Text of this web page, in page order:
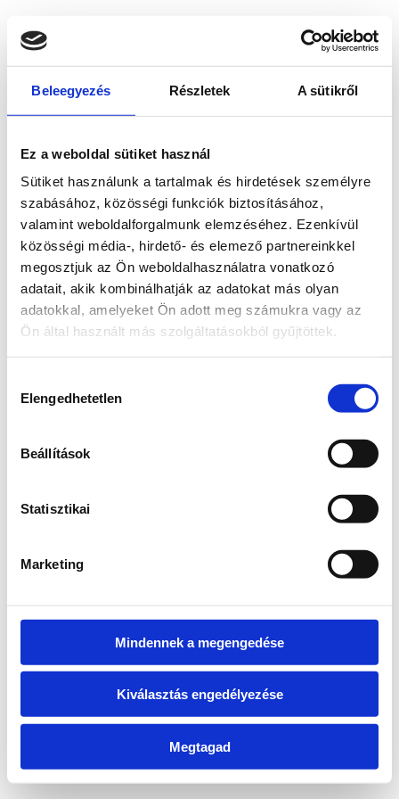
Beleegyezés Részletek A sütikről
Ez a weboldal sütiket használ
Sütiket használunk a tartalmak és hirdetések személyre
szabásához, közösségi funkciók biztosításához,
valamint weboldalforgalmunk elemzéséhez. Ezenkívül
közösségi média-, hirdető- és elemező partnereinkkel
megosztjuk az Ön weboldalhasználatra vonatkozó
adatait, akik kombinálhatják az adatokat más olyan
adatokkal, amelyeket Ön adott meg számukra vagy az
Ön által használt más szolgáltatásokból gyűjtöttek.
kiválasztása
Elengedhetetlen
Beállítások
Statisztikai
Marketing
Mindennek a megengedése
Kiválasztás engedélyezése
Megtagad
loadingwww.bicapp.hu
(see the browser console for more